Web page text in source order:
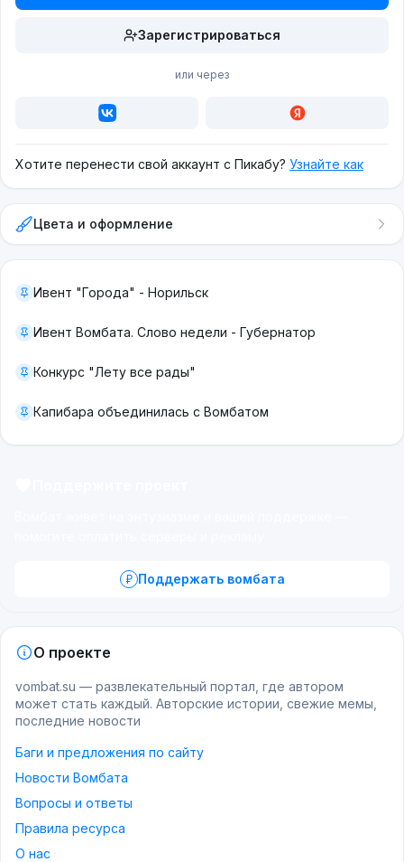
Зарегистрироваться
или через
Хотите перенести свой аккаунт с Пикабу? Узнайте как
Цвета и оформление
Ивент "Города" - Норильск
Ивент Вомбата. Слово недели - Губернатор
Конкурс "Лету все рады"
Капибара объединилась с Вомбатом
Поддержать вомбата
О проекте
vombat.su — развлекательный портал, где автором
может стать каждый. Авторские истории, свежие мемы,
последние новости
Баги и предложения по сайту
Новости Вомбата
Вопросы и ответы
Правила ресурса
О нас